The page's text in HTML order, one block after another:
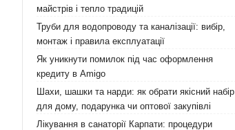
майстрів і тепло традицій
Труби для водопроводу та каналізації: вибір,
монтаж і правила експлуатації
Як уникнути помилок під час оформлення
кредиту в Amigo
Шахи, шашки та нарди: як обрати якісний набір
для дому, подарунка чи оптової закупівлі
Лікування в санаторії Карпати: процедури